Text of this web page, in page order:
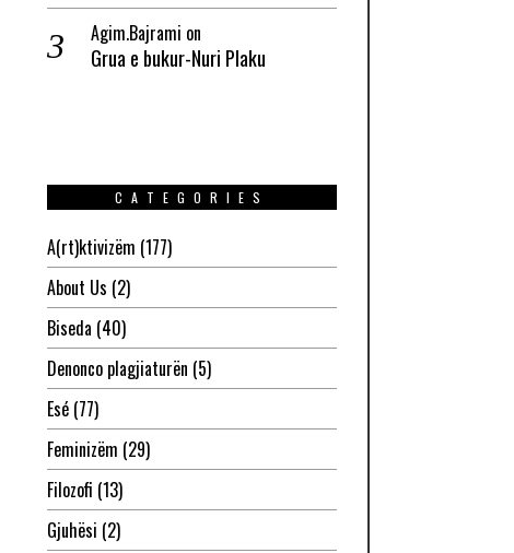
Agim.Bajrami on
Grua e bukur-Nuri Plaku
CATEGORIES
A(rt)ktivizëm (177)
About Us (2)
Biseda (40)
Denonco plagjiaturën (5)
Esé(77)
Feminizëm (29)
Filozofi (13)
Gjuhësi (2)